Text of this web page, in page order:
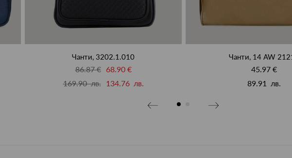
Чанти, 3202.1.010
86.87 €
68.90 €
169.90 лв.
134.76 лв.
Чанти, 14 AW
45.97 €
89.91 лв.